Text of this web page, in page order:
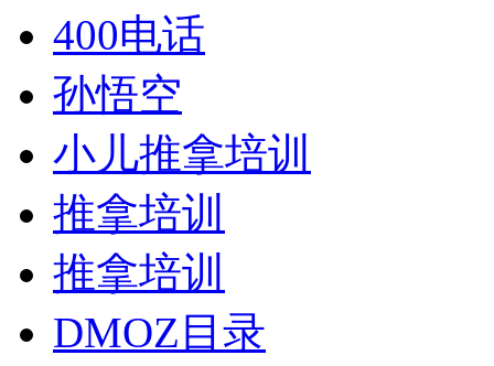
400电话
孙悟空
小儿推拿培训
推拿培训
推拿培训
DMOZ目录